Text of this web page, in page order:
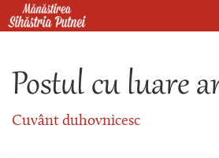
Mergi la conţinutul principal
Postul cu luare
Cuvânt duhovnicesc